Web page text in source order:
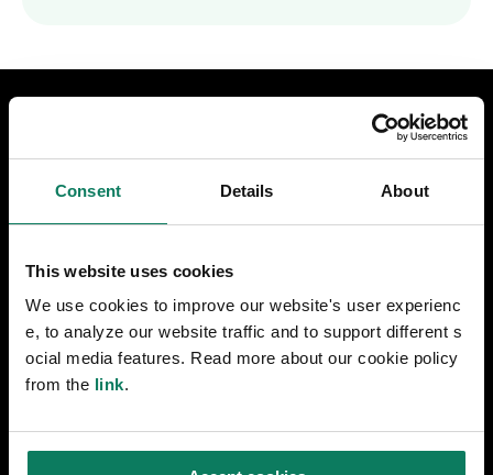
Consent Details About
This website uses cookies
We use cookies to improve our website's user experienc
e, to analyze our website traffic and to support different s
ocial media features. Read more about our cookie policy
from the link.
基础设施的 LCA
早期设计脱碳
制造业方案